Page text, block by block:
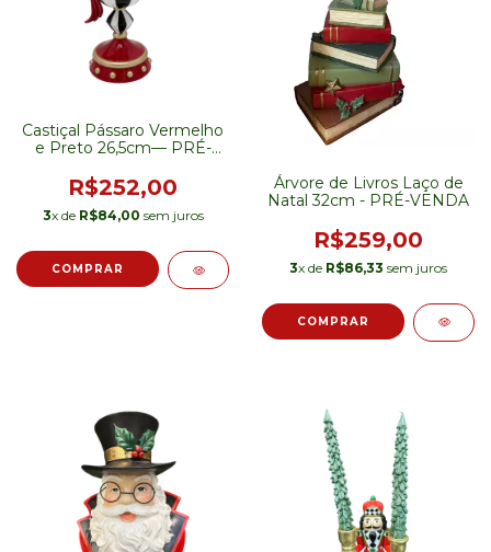
Castiçal Pássaro Vermelho
e Preto 26,5cm— PRÉ-
R$252,00
3x de R$84,00 sem juros
Árvore de Livros Laço de
Natal 32cm - PRÉ-VENDA
R$259,00
3x de R$86,33 sem juros